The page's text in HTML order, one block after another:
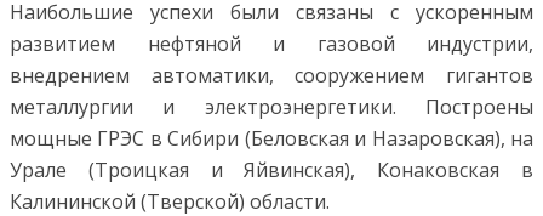
Наибольшие успехи были связаны с ускоренным
развитием нефтяной и газовой индустрии,
внедрением автоматики, сооружением гигантов
металлургии и электроэнергетики. Построены
мощные ГРЭС в Сибири (Беловская и Назаровская), на
Урале (Троицкая и Яйвинская), Конаковская в
Калининской (Тверской) области.